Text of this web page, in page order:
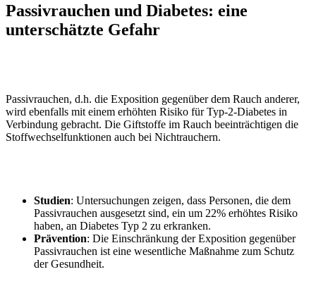
Passivrauchen und Diabetes: eine
unterschätzte Gefahr
Passivrauchen, d.h. die Exposition gegenüber dem Rauch anderer,
wird ebenfalls mit einem erhöhten Risiko für Typ-2-Diabetes in
Verbindung gebracht. Die Giftstoffe im Rauch beeinträchtigen die
Stoffwechselfunktionen auch bei Nichtrauchern.
Studien: Untersuchungen zeigen, dass Personen, die dem
Passivrauchen ausgesetzt sind, ein um 22% erhöhtes Risiko
haben, an Diabetes Typ 2 zu erkranken.
Prävention: Die Einschränkung der Exposition gegenüber
Passivrauchen ist eine wesentliche Maßnahme zum Schutz
der Gesundheit.